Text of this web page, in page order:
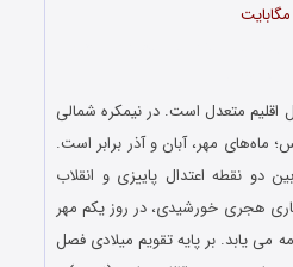
مگابایت
اقلیم متعدل است. در نیمکره شمالی
ماه‌های مهر، آبان و آذر برابر است.
دو نقطه اعتدال پاییزی و انقلاب
هجری خورشیدی، در روز یکم مهر
می‌ یابد. بر پایه تقویم میلادی فصل